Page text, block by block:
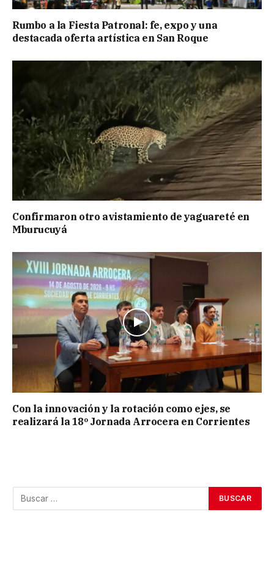
Rumbo a la Fiesta Patronal: fe, expo y una
destacada oferta artística en San Roque
Confirmaron otro avistamiento de yaguareté en
Mburucuyá
Con la innovación y la rotación como ejes, se
realizará la 18º Jornada Arrocera en Corrientes